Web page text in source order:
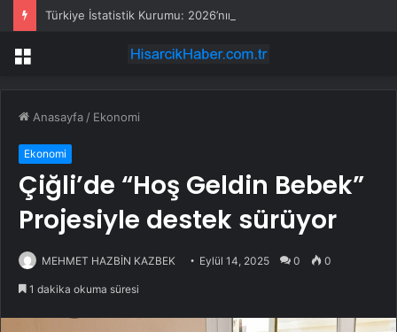
Menü
Anasayfa / Ekonomi
Ekonomi
Çiğli’de “Hoş Geldin Bebek”
Projesiyle destek sürüyor
MEHMET HAZBİN KAZBEK Eylül 14, 2025 0 0
1 dakika okuma süresi